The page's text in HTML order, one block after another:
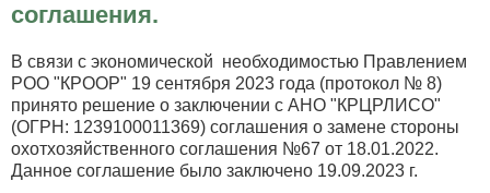
состязания
собак
всех
пород
по
фазану.
соглашения.
В связи с экономической необходимостью Правлением
РОО "КРООР" 19 сентября 2023 года (протокол № 8)
принято решение о заключении с АНО "КРЦРЛИСО"
(ОГРН: 1239100011369) соглашения о замене стороны
охотхозяйственного соглашения №67 от 18.01.2022.
Данное соглашение было заключено 19.09.2023 г.